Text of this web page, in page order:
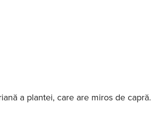
a plantei, care are miros de capră.